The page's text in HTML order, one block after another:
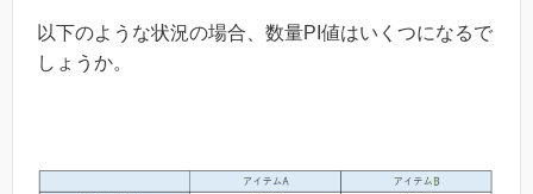
以下のような状況の場合、数量PI値はいくつになるで
しょうか。